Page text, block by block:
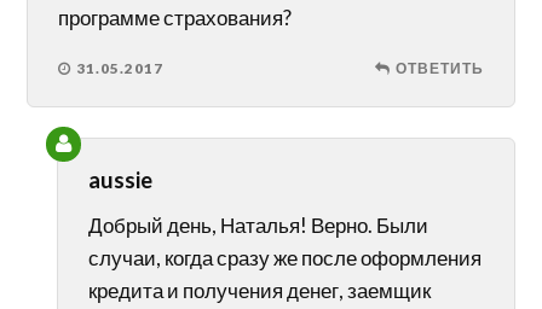
программе страхования?
31.05.2017 ОТВЕТИТЬ
aussie
Добрый день, Наталья! Верно. Были
случаи, когда сразу же после оформления
кредита и получения денег, заемщик